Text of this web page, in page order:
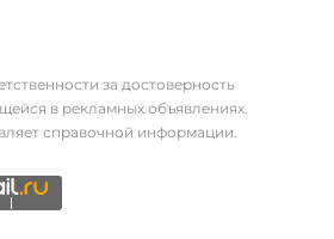
за достоверность
в рекламных объявлениях.
справочной информации.